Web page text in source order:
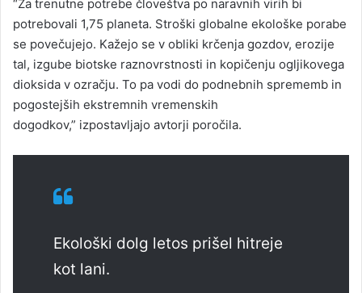
“Za trenutne potrebe človeštva po naravnih virih bi
potrebovali 1,75 planeta. Stroški globalne ekološke porabe
se povečujejo. Kažejo se v obliki krčenja gozdov, erozije
tal, izgube biotske raznovrstnosti in kopičenju ogljikovega
dioksida v ozračju. To pa vodi do podnebnih sprememb in
pogostejših ekstremnih vremenskih
dogodkov,” izpostavljajo avtorji poročila.
Ekološki dolg letos prišel hitreje
kot lani.